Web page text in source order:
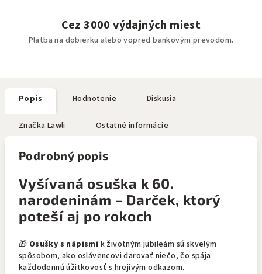
Cez 3000 výdajných miest
Platba na dobierku alebo vopred bankovým prevodom.
Popis Hodnotenie Diskusia
Značka Lawli Ostatné informácie
Podrobný popis
Vyšívaná osuška k 60.
narodeninám – Darček, ktorý
poteší aj po rokoch
🎁 Osušky s nápismi k životným jubileám sú skvelým
spôsobom, ako oslávencovi darovať niečo, čo spája
každodennú úžitkovosť s hrejivým odkazom.